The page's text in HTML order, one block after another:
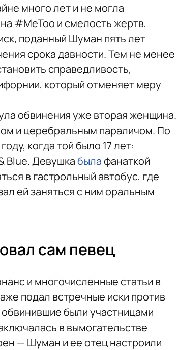
много лет и не могла
#MeToo и смелость жертв,
поданный Шуман пять лет
срока давности. Тем не менее
справедливость,
который отменяет меру
обвинения уже вторая женщина.
и церебральным параличом. По
когда той было 17 лет:
Blue. Девушкабылафанаткой
в гастрольный автобус, где
ей заняться с ним оральным
сам певец
и многочисленные статьи в
подал встречные иски против
обвинившие были участницами
в вымогательстве
— Шуман и ее отец настроили